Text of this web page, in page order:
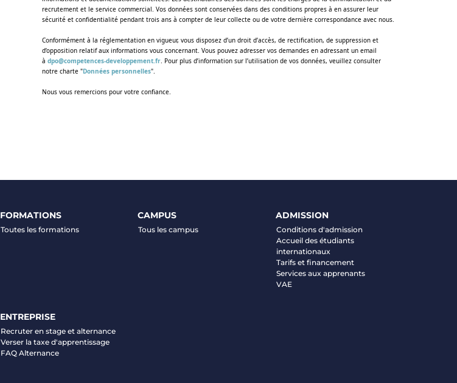
recrutement et le service commercial. Vos données sont conservées dans des conditions propres à en assurer leur
sécurité et confidentialité pendant trois ans à compter de leur collecte ou de votre dernière correspondance avec nous.
Conformément à la réglementation en vigueur, vous disposez d’un droit d’accès, de rectification, de suppression et
d’opposition relatif aux informations vous concernant. Vous pouvez adresser vos demandes en adressant un email
à dpo@competences-developpement.fr. Pour plus d’information sur l’utilisation de vos données, veuillez consulter
notre charte "Données personnelles".
Nous vous remercions pour votre confiance.
FORMATIONS
Toutes les formations
CAMPUS
Tous les campus
ADMISSION
Conditions d'admission
Accueil des étudiants
internationaux
Tarifs et financement
Services aux apprenants
VAE
ENTREPRISE
Recruter en stage et alternance
Verser la taxe d'apprentissage
FAQ Alternance